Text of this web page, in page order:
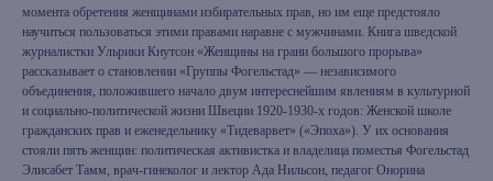
момента обретения женщинами избирательных прав, но им еще предстояло
научиться пользоваться этими правами наравне с мужчинами. Книга шведской
журналистки Ульрики Кнутсон «Женщины на грани большого прорыва»
рассказывает о становлении «Группы Фогельстад» — независимого
объединения, положившего начало двум интереснейшим явлениям в культурной
и социально-политической жизни Швеции 1920-1930-х годов: Женской школе
гражданских прав и еженедельнику «Тидеварвет» («Эпоха»). У их основания
стояли пять женщин: политическая активистка и владелица поместья Фогельстад
Элисабет Тамм, врач-гинеколог и лектор Ада Нильсон, педагог Онорина